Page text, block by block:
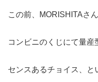
この前、MORISHITAさ
コンビニのくじにて量産
センスあるチョイス、と